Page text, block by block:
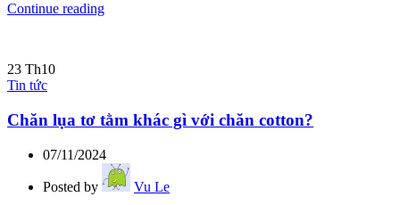
Continue reading
23 Th10
Tin tức
Chăn lụa tơ tằm khác gì với chăn cotton?
07/11/2024
Posted by
Vu Le